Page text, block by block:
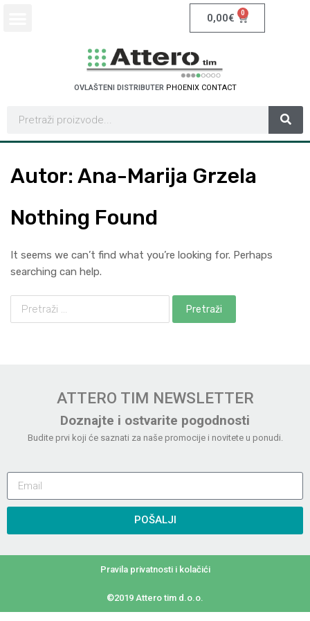
0,00€ 0
OVLAŠTENI DISTRIBUTER PHOENIX CONTACT
Autor: Ana-Marija Grzela
Nothing Found
It seems we can’t find what you’re looking for. Perhaps
searching can help.
ATTERO TIM NEWSLETTER
Doznajte i ostvarite pogodnosti
Budite prvi koji će saznati za naše promocije i novitete u ponudi.
POŠALJI
Pravila privatnosti i kolačići
©2019 Attero tim d.o.o.